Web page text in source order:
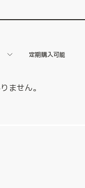
定期購入可能
ません。